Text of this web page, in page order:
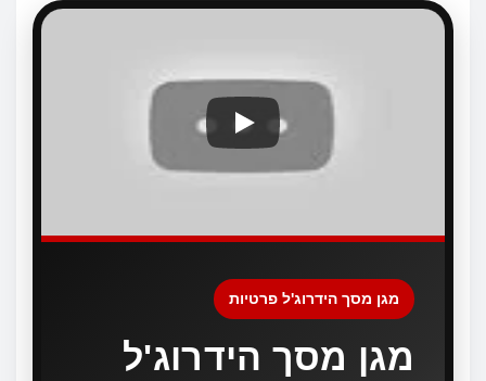
מגן מסך הידרוג'ל פרטיות
מגן מסך הידרוג'ל